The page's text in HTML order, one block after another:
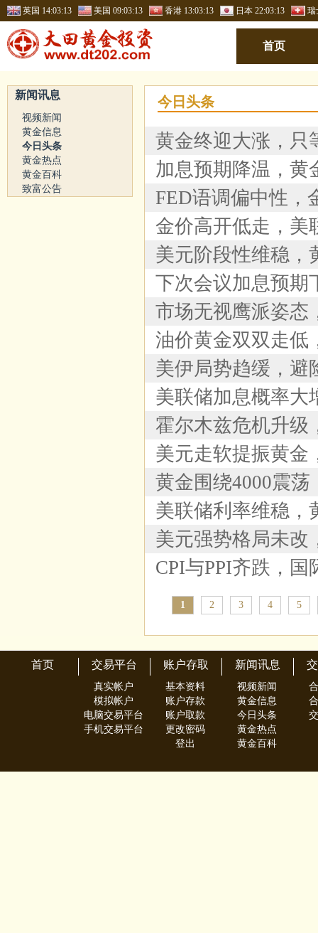
英国 14:03:14 美国 09:03:14 香港 13:03:14 日本 22:03:14
首页
新闻讯息
视频新闻
黄金信息
今日头条
黄金热点
黄金百科
致富公告
今日头条
黄金终迎大涨，只
加息预期降温，黄
FED语调偏中性，
金价高开低走，美
美元阶段性维稳，
下次会议加息预期
市场无视鹰派姿态
油价黄金双双走低
美伊局势趋缓，避
美联储加息概率大
霍尔木兹危机升级
美元走软提振黄金
黄金围绕4000震
美联储利率维稳，
美元强势格局未改
CPI与PPI齐跌，
1 2 3 4 5
首页 交易平台
真实帐户
模拟帐户
电脑交易平台
手机交易平台
账户存取
基本资料
账户存款
账户取款
更改密码
登出
新闻讯息
视频新闻
黄金信息
今日头条
黄金热点
黄金百科